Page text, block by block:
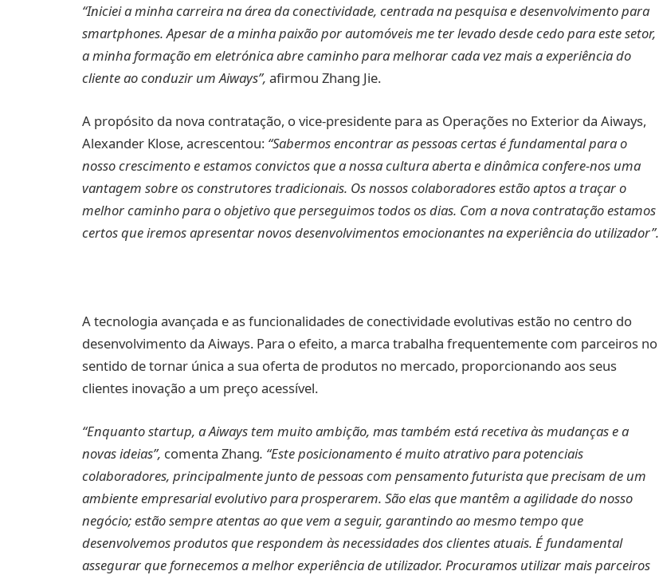
“Iniciei a minha carreira na área da conectividade, centrada na pesquisa e desenvolvimento para
smartphones. Apesar de a minha paixão por automóveis me ter levado desde cedo para este setor,
a minha formação em eletrónica abre caminho para melhorar cada vez mais a experiência do
cliente ao conduzir um Aiways”, afirmou Zhang Jie.
A propósito da nova contratação, o vice-presidente para as Operações no Exterior da Aiways,
Alexander Klose, acrescentou: “Sabermos encontrar as pessoas certas é fundamental para o
nosso crescimento e estamos convictos que a nossa cultura aberta e dinâmica confere-nos uma
vantagem sobre os construtores tradicionais. Os nossos colaboradores estão aptos a traçar o
melhor caminho para o objetivo que perseguimos todos os dias. Com a nova contratação estamos
certos que iremos apresentar novos desenvolvimentos emocionantes na experiência do utilizador”.
A tecnologia avançada e as funcionalidades de conectividade evolutivas estão no centro do
desenvolvimento da Aiways. Para o efeito, a marca trabalha frequentemente com parceiros no
sentido de tornar única a sua oferta de produtos no mercado, proporcionando aos seus
clientes inovação a um preço acessível.
“Enquanto startup, a Aiways tem muito ambição, mas também está recetiva às mudanças e a
novas ideias”, comenta Zhang. “Este posicionamento é muito atrativo para potenciais
colaboradores, principalmente junto de pessoas com pensamento futurista que precisam de um
ambiente empresarial evolutivo para prosperarem. São elas que mantêm a agilidade do nosso
negócio; estão sempre atentas ao que vem a seguir, garantindo ao mesmo tempo que
desenvolvemos produtos que respondem às necessidades dos clientes atuais. É fundamental
assegurar que fornecemos a melhor experiência de utilizador. Procuramos utilizar mais parceiros